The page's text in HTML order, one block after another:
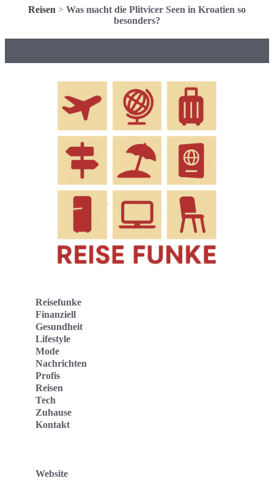
Reisen > Was macht die Plitvicer Seen in Kroatien so
besonders?
Reisefunke
Finanziell
Gesundheit
Lifestyle
Mode
Nachrichten
Profis
Reisen
Tech
Zuhause
Kontakt
Website